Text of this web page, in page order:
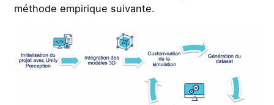
méthode empirique suivante.